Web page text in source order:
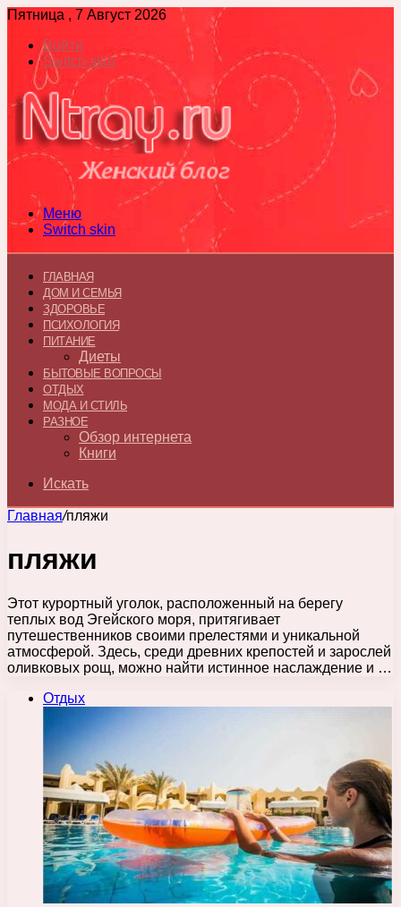
Пятница , 7 Август 2026
Войти
Switch skin
Меню
Switch skin
ГЛАВНАЯ
ДОМ И СЕМЬЯ
ЗДОРОВЬЕ
ПСИХОЛОГИЯ
ПИТАНИЕ
Диеты
БЫТОВЫЕ ВОПРОСЫ
ОТДЫХ
МОДА И СТИЛЬ
РАЗНОЕ
Обзор интернета
Книги
Искать
Главная/пляжи
пляжи
Этот курортный уголок, расположенный на берегу
теплых вод Эгейского моря, притягивает
путешественников своими прелестями и уникальной
атмосферой. Здесь, среди древних крепостей и зарослей
оливковых рощ, можно найти истинное наслаждение и …
Отдых